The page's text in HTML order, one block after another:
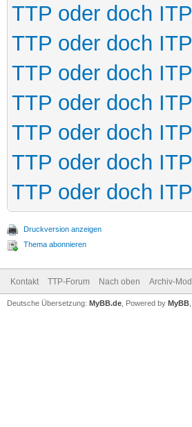
TTP oder doch
TTP oder doch
TTP oder doch
TTP oder doch
TTP oder doch
TTP oder doch
TTP oder doch
Druckversion anzeigen
Thema abonnieren
Kontakt TTP-Forum Nach oben Archiv-
Deutsche Übersetzung: MyBB.de , Powered by MyBB